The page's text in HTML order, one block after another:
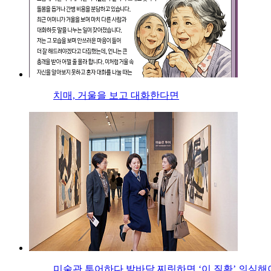
치매, 거울을 보고 대화한다면